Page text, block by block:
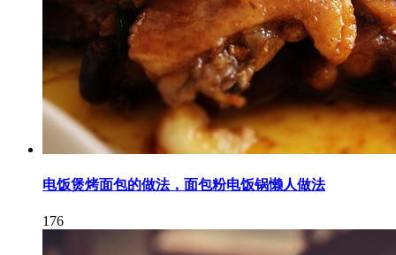
电饭煲烤面包的做法，面包粉电饭锅懒人做法
176